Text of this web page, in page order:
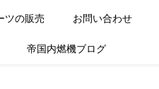
ツの販売 お問い合わせ
帝国内燃機ブログ